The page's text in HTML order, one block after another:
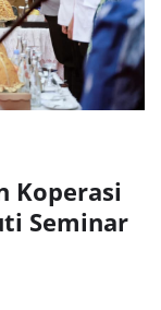
Koperasi
Seminar